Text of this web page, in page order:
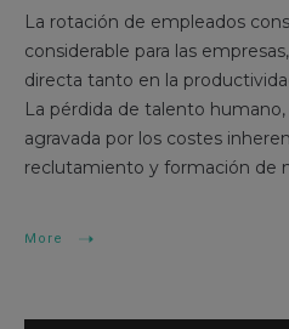
La rotación de empleados
considerable para las
directa tanto en la
La pérdida de talento
agravada por los costes
reclutamiento y formación de
More